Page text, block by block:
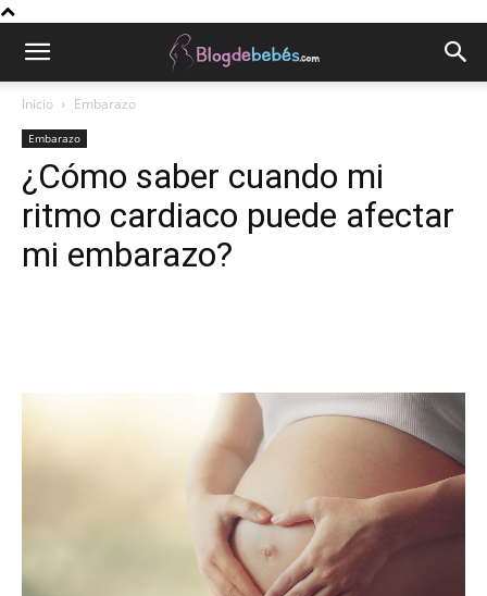
Inicio Embarazo
Embarazo
¿Cómo saber cuando mi
ritmo cardiaco puede afectar
mi embarazo?